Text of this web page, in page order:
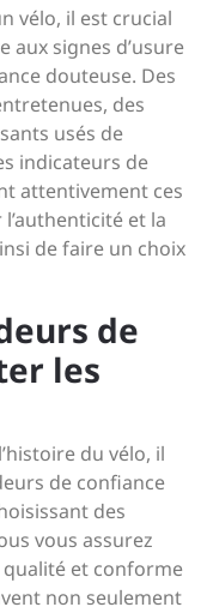
vélo, il est crucial
signes d’usure
douteuse. Des
des
usés de
indicateurs de
attentivement ces
et la
de faire un choix
de
les
du vélo, il
de confiance
des
vous assurez
qualité et conforme
non seulement